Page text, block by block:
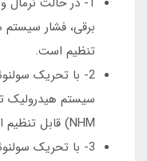
تنظیم است.
سیستم هیدرولیک
NHM) قابل تنظیم است.